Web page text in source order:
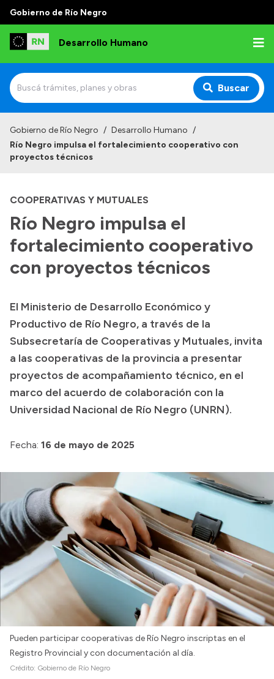
Gobierno de Río Negro
Desarrollo Humano
Buscar
Institucional
Autoridades
Delegaciones
Normativa
Presupuesto
Boletín Oficial
Compras y licitaciones
Consulta de expedientes
Consulta de pago a proveedores
Convocatorias
Gobierno de Río Negro / Desarrollo Humano /
Río Negro impulsa el fortalecimiento cooperativo con
proyectos técnicos
COOPERATIVAS Y MUTUALES
Río Negro impulsa el
fortalecimiento cooperativo
con proyectos técnicos
El Ministerio de Desarrollo Económico y
Productivo de Río Negro, a través de la
Subsecretaría de Cooperativas y Mutuales, invita
a las cooperativas de la provincia a presentar
proyectos de acompañamiento técnico, en el
marco del acuerdo de colaboración con la
Universidad Nacional de Río Negro (UNRN).
Fecha: 16 de mayo de 2025
Pueden participar cooperativas de Río Negro inscriptas en el
Registro Provincial y con documentación al día.
Crédito: Gobierno de Río Negro